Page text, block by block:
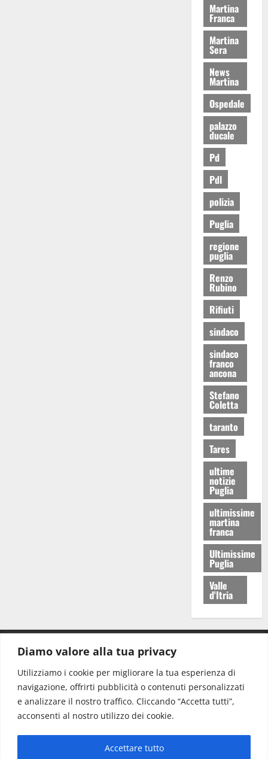
Diamo valore alla tua privacy
Utilizziamo i cookie per migliorare la tua esperienza di
navigazione, offrirti pubblicità o contenuti personalizzati
e analizzare il nostro traffico. Cliccando “Accetta tutti”,
acconsenti al nostro utilizzo dei cookie.
Accettare tutto
Martina
Franca
Martina
Sera
News
Martina
Ospedale
palazzo
ducale
Pd
Pdl
polizia
Puglia
regione
puglia
Renzo
Rubino
Rifiuti
sindaco
sindaco
franco
ancona
Stefano
Coletta
taranto
Tares
ultime
notizie
Puglia
ultimissime
martina
franca
Ultimissime
Puglia
Valle
d'Itria
Redazione: redazione@www.martinasera.it
Direttore:direttore@www.martinasera.it
Info & Commerciale:info@www.martinasera.it